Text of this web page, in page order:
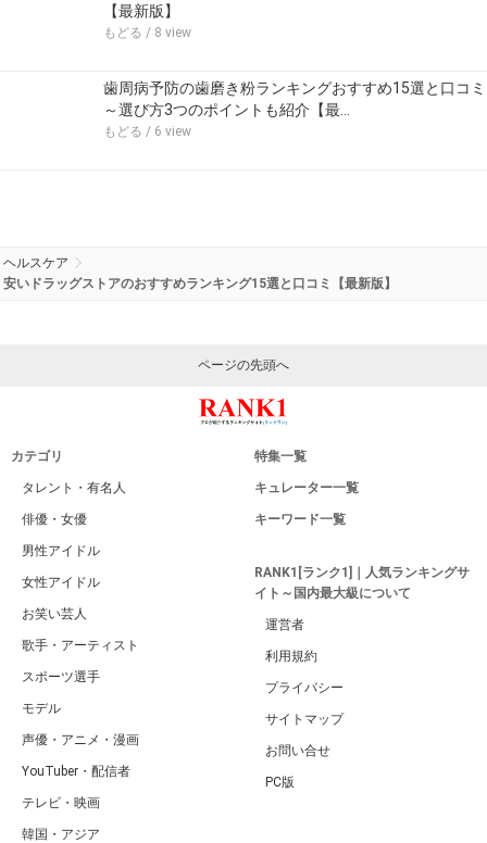
【最新版】
もどる / 8 view
歯周病予防の歯磨き粉ランキングおすすめ15選と口コミ
～選び方3つのポイントも紹介【最…
もどる / 6 view
ヘルスケア
安いドラッグストアのおすすめランキング15選と口コミ【最新版】
ページの先頭へ
カテゴリ
タレント・有名人
俳優・女優
男性アイドル
女性アイドル
お笑い芸人
歌手・アーティスト
スポーツ選手
モデル
声優・アニメ・漫画
YouTuber・配信者
テレビ・映画
韓国・アジア
特集一覧
キュレーター一覧
キーワード一覧
RANK1[ランク1]｜人気ランキングサ
イト～国内最大級について
運営者
利用規約
プライバシー
サイトマップ
お問い合せ
PC版